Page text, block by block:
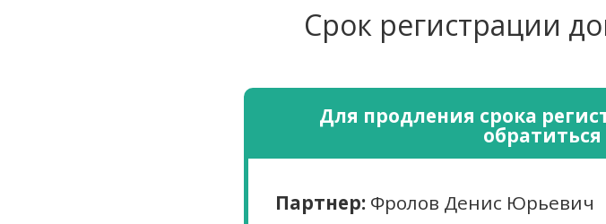
Срок регистрации
Для продления срока
Партнер: Фролов Денис Юрьевич